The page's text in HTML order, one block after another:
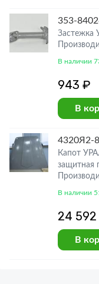
353-
Застежка
В наличии
943 ₽
В
4320Я2-
Капот
защитная
В наличии
24
В